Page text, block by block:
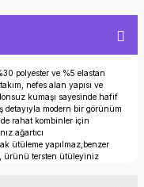
polyester ve %5 elastan
nefes alan yapısı ve
kumaşı sayesinde hafif
detayıyla modern bir görünüm
rahat kombinler için
ütüleme yapılmaz,benzer
ürünü tersten ütüleyiniz